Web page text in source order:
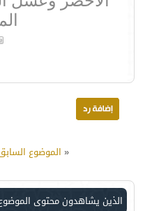
« الموضوع
الذين يشاهدون محتوى الموضوع